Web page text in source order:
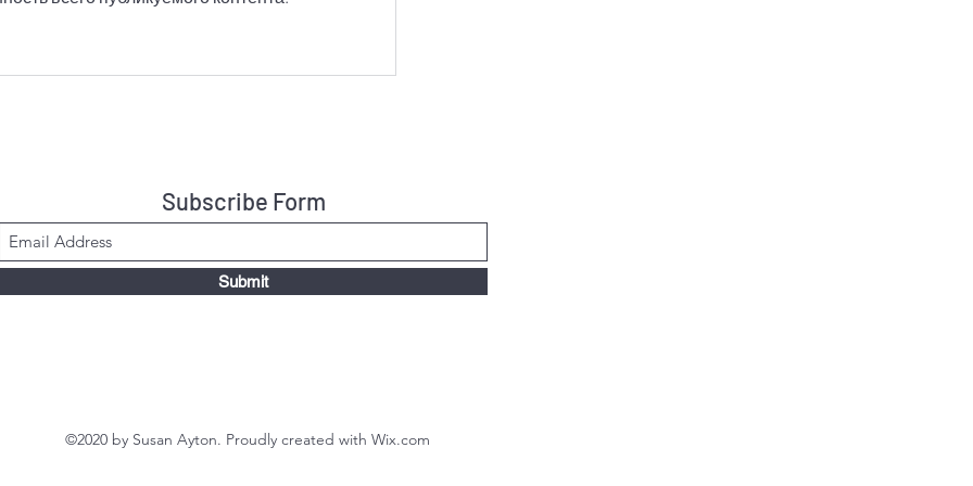
Subscribe Form
Submit
©2020 by Susan Ayton. Proudly created with Wix.com